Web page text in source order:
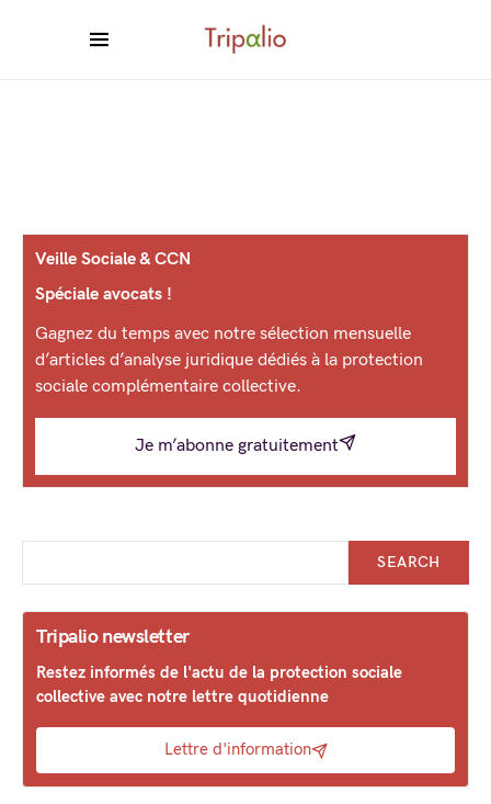
Veille Sociale & CCN
Spéciale avocats !
Gagnez du temps avec notre sélection mensuelle
d’articles d’analyse juridique dédiés à la protection
sociale complémentaire collective.
Je m’abonne gratuitement
SEARCH
Tripalio newsletter
Restez informés de l'actu de la protection sociale
collective avec notre lettre quotidienne
Lettre d'information